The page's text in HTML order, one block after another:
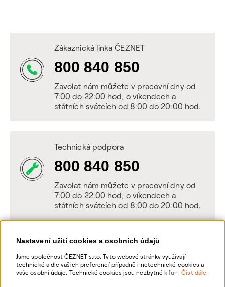
Nastavení užití cookies a osobních údajů
Jsme společnost ČEZNET s.r.o. Tyto webové stránky využívají
technické a dle vašich preferencí případně i netechnické cookies a
vaše osobní údaje. Technické cookies jsou nezbytné k fungování
Číst dále
Zákaznická linka ČEZNET
800 840 850
Zavolat nám můžete v pracovní dny od
7:00 do 22:00 hod, o víkendech a
státních svátcích od 8:00 do 20:00 hod.
Technická podpora
800 840 850
Zavolat nám můžete v pracovní dny od
7:00 do 22:00 hod, o víkendech a
státních svátcích od 8:00 do 20:00 hod.
Napište nám
POSLAT VZKAZ